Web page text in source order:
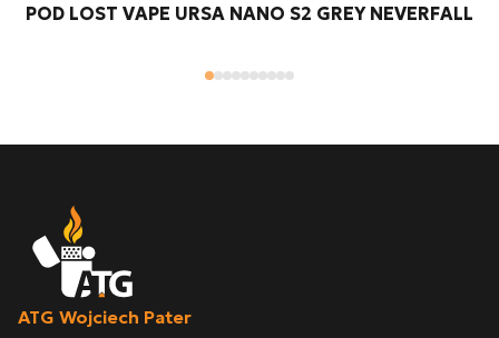
POD LOST VAPE URSA NANO S2 GREY NEVERFALL
ATG Wojciech Pater